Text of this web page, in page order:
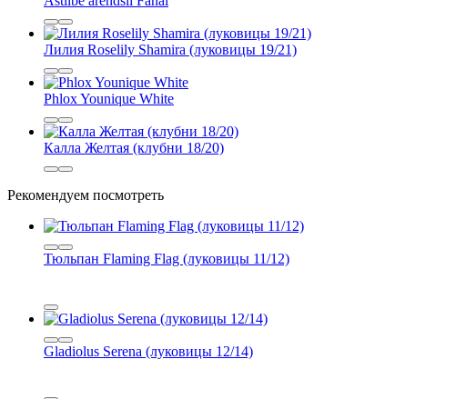
Лилия Roselily Shamira (луковицы 19/21)
Phlox Younique White
Калла Желтая (клубни 18/20)
Рекомендуем посмотреть
Тюльпан Flaming Flag (луковицы 11/12)
Gladiolus Serena (луковицы 12/14)